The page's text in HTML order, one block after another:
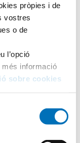
pròpies i de
vostres
o de
l’opció
més informació
sobre cookies
la piscina, les